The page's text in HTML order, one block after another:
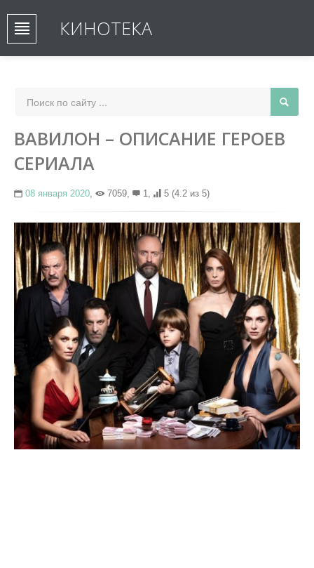
КИНОТЕКА
ВАВИЛОН – ОПИСАНИЕ ГЕРОЕВ
СЕРИАЛА
08 января 2020, 7059, 1, 5 (4.2 из 5)